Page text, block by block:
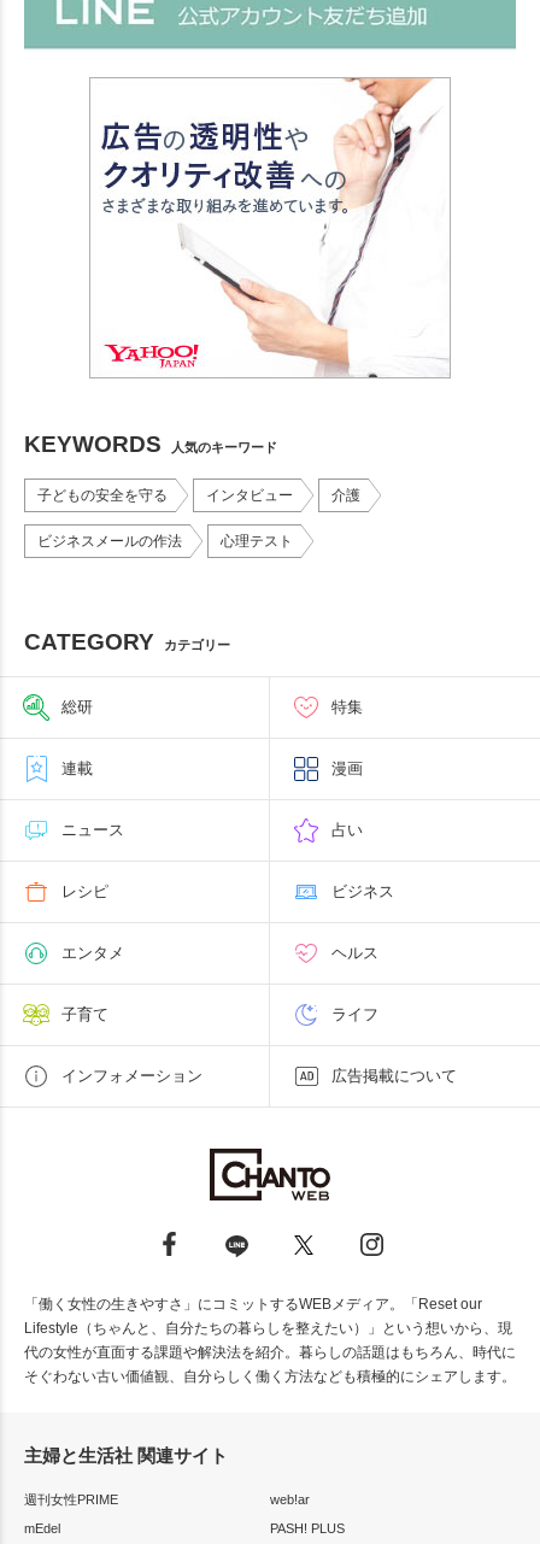
KEYWORDS 人気のキーワード
子どもの安全を守る インタビュー 介護
ビジネスメールの作法 心理テスト
CATEGORY カテゴリー
総研 特集
連載 漫画
ニュース 占い
レシピ ビジネス
エンタメ ヘルス
子育て ライフ
インフォメーション 広告掲載について
「働く女性の生きやすさ」にコミットするWEBメディア。「Reset our
Lifestyle（ちゃんと、自分たちの暮らしを整えたい）」という想いから、現
代の女性が直面する課題や解決法を紹介。暮らしの話題はもちろん、時代に
そぐわない古い価値観、自分らしく働く方法なども積極的にシェアします。
主婦と生活社 関連サイト
週刊女性PRIME
web!ar
mEdel
PASH! PLUS